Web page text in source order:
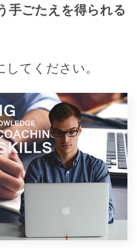
手ごたえを得られる
てください。